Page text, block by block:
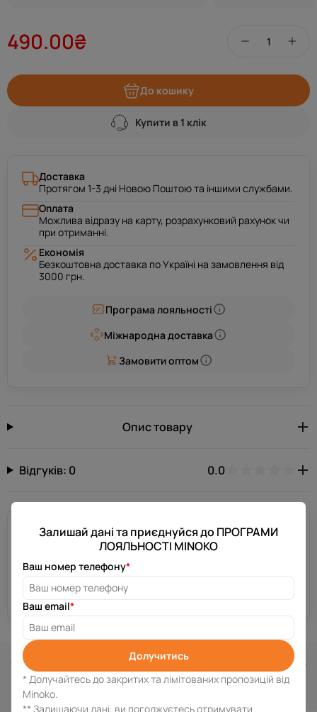
490.00₴
До кошику
Купити в 1 клік
Доставка
Протягом 1-3 дні Новою Поштою та іншими службами.
Оплата
Можлива відразу на карту, розрахунковий рахунок чи
при отриманні.
Економія
Безкоштовна доставка по Україні на замовлення від
3000 грн.
Програма лояльності
Міжнародна доставка
Замовити оптом
Опис товару
Відгуків: 0 0.0
Потрібна допомога?
Залиш свій номер телефону, і ми зв’яжемося з тобою за
декілька хвилин.
Отримати консультацію
Схожі товари
Залишай дані та приєднуйся до ПРОГРАМИ
ЛОЯЛЬНОСТІ MINOKO
Ваш номер телефону*
Ваш email*
Долучитись
* Долучайтесь до закритих та лімітованих пропозицій від
Minoko.
** Залишаючи дані, ви погоджуєтесь отримувати